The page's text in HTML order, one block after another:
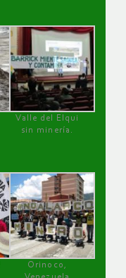
Valle del Elqui
sin minería.
Orinoco,